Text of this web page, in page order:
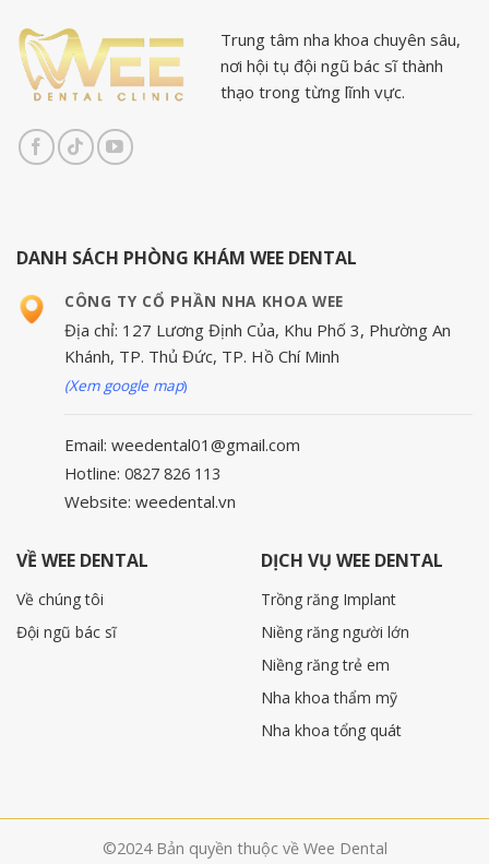
Trung tâm nha khoa chuyên sâu,
nơi hội tụ đội ngũ bác sĩ thành
thạo trong từng lĩnh vực.
DANH SÁCH PHÒNG KHÁM WEE DENTAL
CÔNG TY CỔ PHẦN NHA KHOA WEE
Địa chỉ: 127 Lương Định Của, Khu Phố 3, Phường An
Khánh, TP. Thủ Đức, TP. Hồ Chí Minh
(Xem google map)
Email: weedental01@gmail.com
Hotline: 0827 826 113
Website: weedental.vn
VỀ WEE DENTAL
Về chúng tôi
Đội ngũ bác sĩ
DỊCH VỤ WEE DENTAL
Trồng răng Implant
Niềng răng người lớn
Niềng răng trẻ em
Nha khoa thẩm mỹ
Nha khoa tổng quát
©2024 Bản quyền thuộc về Wee Dental